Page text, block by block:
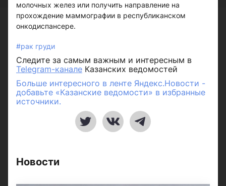
молочных желез или получить направление на
прохождение маммографии в республиканском
онкодиспансере.
#рак груди
Следите за самым важным и интересным в
Telegram-канале Казанских ведомостей
Больше интересного в ленте Яндекс.Новости -
добавьте «Казанские ведомости» в избранные
источники.
Новости